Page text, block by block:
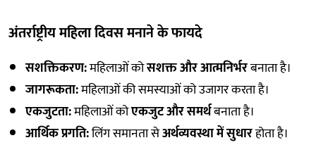
अंतर्राष्ट्रीय महिला दिवस मनाने के फायदे
सशक्तिकरण:महिलाओं कोसशक्त और आत्मनिर्भरबनाता है।
जागरूकता:महिलाओं की समस्याओं को उजागर करता है।
एकजुटता:महिलाओं कोएकजुट और समर्थबनाता है।
आर्थिक प्रगति:लिंग समानता सेअर्थव्यवस्था में सुधारहोता है।